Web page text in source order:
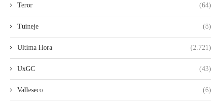
Teror (64)
Tuineje (8)
Ultima Hora (2.721)
UxGC (43)
Valleseco (6)